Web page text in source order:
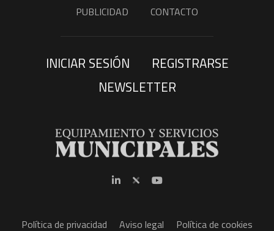
PUBLICIDAD
CONTACTO
INICIAR SESIÓN
REGISTRARSE
NEWSLETTER
Política de privacidad Aviso legal Política de cookies